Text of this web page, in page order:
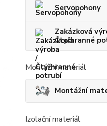
Servopohony
Zakázková
Čtyřhranné
Montážní materiál
Montážní
Izolační materiál